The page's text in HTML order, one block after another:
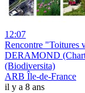
12:07
Rencontre "Toitures
DERAMOND
(Biodiversita)
ARB Île-de-France
il y a 8 ans